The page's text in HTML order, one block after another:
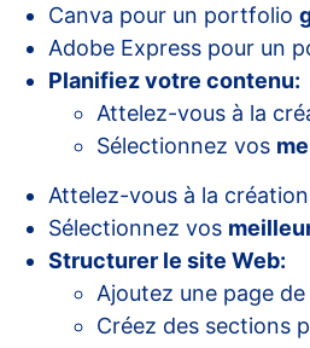
Canva pour un portfolio
Adobe Express pour un
Planifiez votre contenu:
Attelez-vous à la
Sélectionnez vos
Attelez-vous à la
Sélectionnez vos
Structurer le site Web:
Ajoutez une page de
Créez des sections